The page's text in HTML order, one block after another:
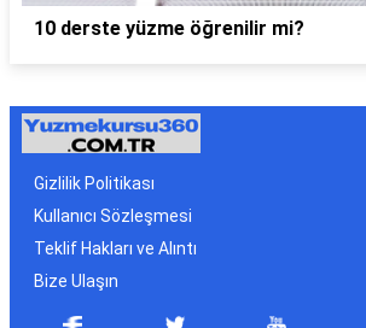
10 derste yüzme öğrenilir mi?
Gizlilik Politikası
Kullanıcı Sözleşmesi
Teklif Hakları ve Alıntı
Bize Ulaşın